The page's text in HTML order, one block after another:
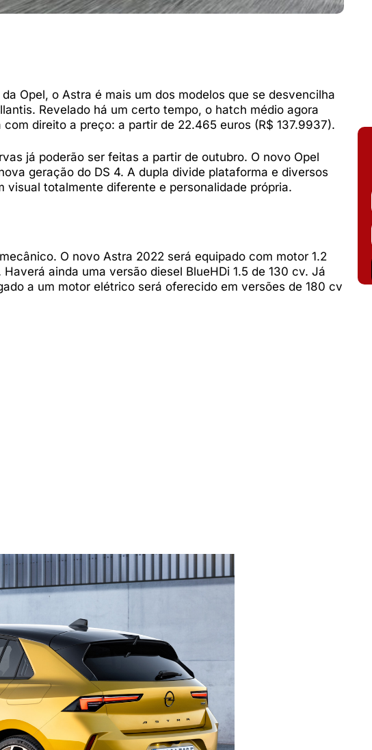
Opel, o Astra é mais um dos modelos que se desvencilha
Revelado há um certo tempo, o hatch médio agora
direito a preço: a partir de 22.465 euros (R$ 137.9937).
já poderão ser feitas a partir de outubro. O novo Opel
geração do DS 4. A dupla divide plataforma e diversos
totalmente diferente e personalidade própria.
O novo Astra 2022 será equipado com motor 1.2
ainda uma versão diesel BlueHDi 1.5 de 130 cv. Já
a um motor elétrico será oferecido em versões de 180 cv